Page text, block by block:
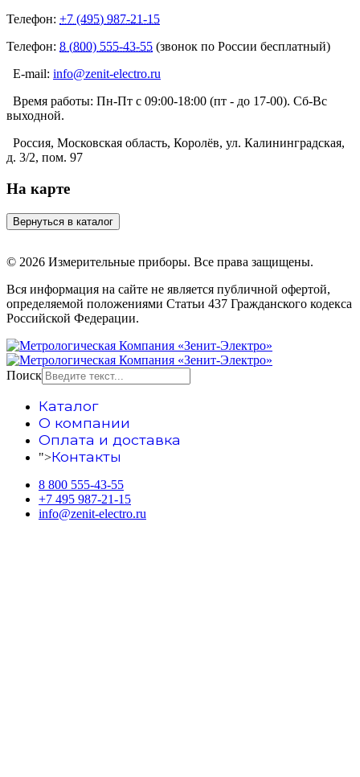
Телефон: +7 (495) 987-21-15
Телефон: 8 (800) 555-43-55 (звонок по России бесплатный)
E-mail: info@zenit-electro.ru
Время работы: Пн-Пт с 09:00-18:00 (пт - до 17-00). Сб-Вс
выходной.
Россия, Московская область, Королёв, ул. Калининградская,
д. 3/2, пом. 97
На карте
© 2026 Измерительные приборы. Все права защищены.
Вся информация на сайте не является публичной офертой,
определяемой положениями Статьи 437 Гражданского кодекса
Российской Федерации.
Поиск
Каталог
О компании
Оплата и доставка
">Контакты
8 800 555-43-55
+7 495 987-21-15
info@zenit-electro.ru